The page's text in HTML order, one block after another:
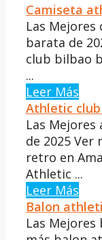
Camiseta
Las
barata de
club bilbao
...
Leer Más
Athletic
Las
de 2025 Ver
retro en
Athletic ...
Leer Más
Balon
Las